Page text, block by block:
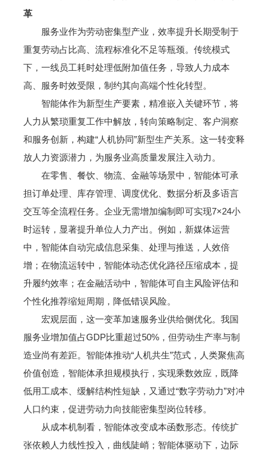
革
服务业作为劳动密集型产业，效率提升长期受制于
重复劳动占比高、流程标准化不足等瓶颈。传统模式
下，一线员工耗时处理低附加值任务，导致人力成本
高、服务时效受限，制约其向高端个性化转型。
智能体作为新型生产要素，精准嵌入关键环节，将
人力从繁琐重复工作中解放，转向策略制定、客户洞察
和服务创新，构建“人机协同”新型生产关系。这一转变释
放人力资源潜力，为服务业高质量发展注入动力。
在零售、餐饮、物流、金融等场景中，智能体可承
担订单处理、库存管理、调度优化、数据分析及多语言
交互等全流程任务。企业无需增加编制即可实现7×24小
时运转，显著提升单位人力产出。例如，新媒体运营
中，智能体自动完成信息采集、处理与推送，人效倍
增；在物流运转中，智能体动态优化路径压缩成本，提
升履约效率；在金融活动中，智能体可自主风险评估和
个性化推荐缩短周期，降低错误风险。
宏观层面，这一变革加速服务业供给侧优化。我国
服务业增加值占GDP比重超过50%，但劳动生产率与制
造业尚有差距。智能体推动“人机共生”范式，人类聚焦高
价值创造，智能体承担规模执行，实现乘数效应，既降
低用工成本、缓解结构性短缺，又通过“数字劳动力”对冲
人口约束，促进劳动力向技能密集型岗位转移。
从成本机制看，智能体改变成本函数形态。传统扩
张依赖人力线性投入，曲线陡峭；智能体驱动下，边际